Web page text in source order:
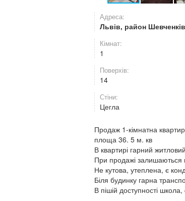
Адреса:
Львів, район
Кімнат:
1
Поверхів:
14
Стіни:
Цегла
Продаж 1-кімнатна
площа 36. 5 м. кв
В квартирі гарний
При продажі залишаються
Не кутова, утеплена, є
Біля будинку гарна
В пішій доступності